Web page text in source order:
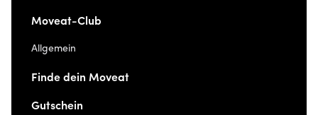
Moveat-Club
Allgemein
Finde dein Moveat
Gutschein